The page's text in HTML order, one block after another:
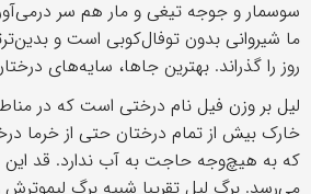
سوسمار و جوجه تیغی و مار هم سر
ما شیروانی بدون توفال‌کوبی است و
روز را گذراند. بهترین جاها، سایه‌های
لیل بر وزن فیل نام درختی است که در
خارک بیش از تمام درختان حتی از خرما
که به هیچ‌وجه حاجت به آب ندارد. قد این
می‌رسد. برگ لیل تقریبا شبیه برگ